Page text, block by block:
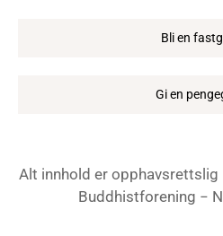
Bli en
Gi en
Alt innhold er
Buddhistforening −